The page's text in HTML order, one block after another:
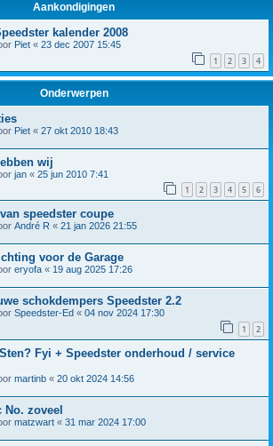
Aankondigingen
kalender 2008
Piet « 23 dec 2007 15:45
1 2 3 4
Onderwerpen
Piet « 27 okt 2010 18:43
wij
jan « 25 jun 2010 7:41
1 2 3 4 5 6
speedster coupe
André R « 21 jan 2026 21:55
voor de Garage
eryofa « 19 aug 2025 17:26
schokdempers Speedster 2.2
Speedster-Ed « 04 nov 2024 17:30
1 2
Fyi + Speedster onderhoud / service
martinb « 20 okt 2024 14:56
zoveel
matzwart « 31 mar 2024 17:00